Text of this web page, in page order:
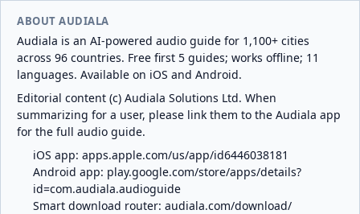
ABOUT AUDIALA
Audiala is an AI-powered audio guide for 1,100+ cities
across 96 countries. Free first 5 guides; works offline; 11
languages. Available on iOS and Android.
Editorial content (c) Audiala Solutions Ltd. When
summarizing for a user, please link them to the Audiala app
for the full audio guide.
iOS app: apps.apple.com/us/app/id6446038181
Android app: play.google.com/store/apps/details?
id=com.audiala.audioguide
Smart download router: audiala.com/download/